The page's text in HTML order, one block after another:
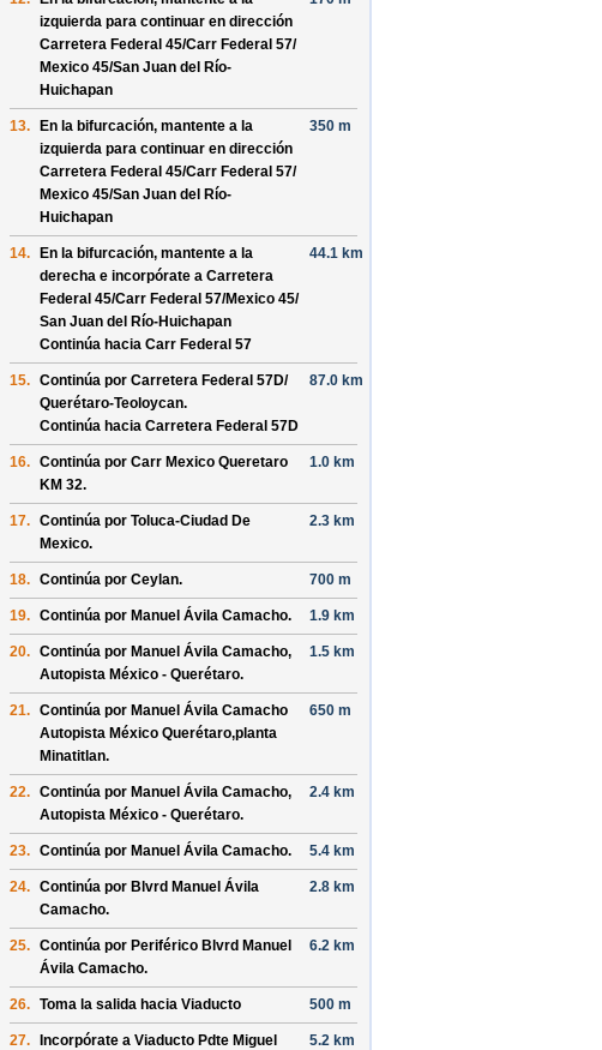
izquierda para continuar en dirección
Carretera Federal 45/Carr Federal 57/
Mexico 45/San Juan del Río-
Huichapan
13.
En la bifurcación, mantente a la
izquierda para continuar en dirección
Carretera Federal 45/Carr Federal 57/
Mexico 45/San Juan del Río-
Huichapan
350 m
14.
En la bifurcación, mantente a la
derecha e incorpórate a Carretera
Federal 45/Carr Federal 57/Mexico 45/
San Juan del Río-Huichapan
Continúa hacia Carr Federal 57
44.1 km
15. Continúa por Carretera Federal 57D/
Querétaro-Teoloycan.
Continúa hacia Carretera Federal 57D
87.0 km
16. Continúa por Carr Mexico Queretaro
KM 32.
1.0 km
17. Continúa por Toluca-Ciudad De
Mexico.
2.3 km
18. Continúa por Ceylan. 700 m
19. Continúa por Manuel Ávila Camacho. 1.9 km
20. Continúa por Manuel Ávila Camacho,
Autopista México - Querétaro.
1.5 km
21. Continúa por Manuel Ávila Camacho
Autopista México Querétaro,planta
Minatitlan.
650 m
22. Continúa por Manuel Ávila Camacho,
Autopista México - Querétaro.
2.4 km
23. Continúa por Manuel Ávila Camacho. 5.4 km
24. Continúa por Blvrd Manuel Ávila
Camacho.
2.8 km
25. Continúa por Periférico Blvrd Manuel
Ávila Camacho.
6.2 km
26. Toma la salida hacia Viaducto 500 m
27. Incorpórate a Viaducto Pdte Miguel
5.2 km